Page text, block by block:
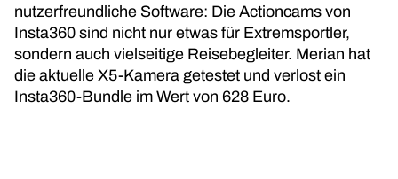
nutzerfreundliche Software: Die Actioncams von
Insta360 sind nicht nur etwas für Extremsportler,
sondern auch vielseitige Reisebegleiter. Merian hat
die aktuelle X5-Kamera getestet und verlost ein
Insta360-Bundle im Wert von 628 Euro.